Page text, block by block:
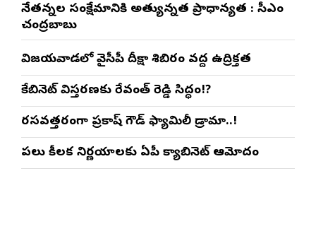
నేతన్నల సంక్షేమానికి అత్యున్నత ప్రాధాన్యత : సీఎం
చంద్రబాబు
విజయవాడలో వైసీపీ దీక్షా శిబిరం వద్ద ఉద్రిక్తత
కేబినెట్ విస్తరణకు రేవంత్ రెడ్డి సిద్ధం!?
రసవత్తరంగా ప్రకాష్ గౌడ్ ఫ్యామిలీ డ్రామా..!
పలు కీలక నిర్ణయాలకు ఏపీ క్యాబినెట్ ఆమోదం